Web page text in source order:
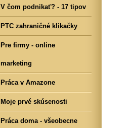
V čom podnikať? - 17 tipov
PTC zahraničné klikačky
Pre firmy - online
marketing
Práca v Amazone
Moje prvé skúsenosti
Práca doma - všeobecne